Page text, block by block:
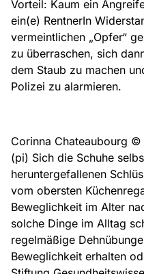
Vorteil: Kaum ein
ein(e) RentnerIn
vermeintlichen „Opfer“
zu überraschen, sich
dem Staub zu machen
Polizei zu alarmieren.
Corinna Chateaubourg ©
(pi) Sich die Schuhe
heruntergefallenen
vom obersten
Beweglichkeit im Alter
solche Dinge im Alltag
regelmäßige
Beweglichkeit erhalten